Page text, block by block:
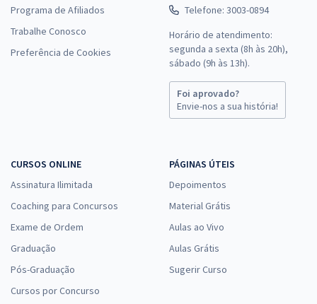
Programa de Afiliados
Trabalhe Conosco
Preferência de Cookies
Telefone: 3003-0894
Horário de atendimento:
segunda a sexta (8h às 20h),
sábado (9h às 13h).
Foi aprovado?
Envie-nos a sua história!
CURSOS ONLINE
Assinatura Ilimitada
Coaching para Concursos
Exame de Ordem
Graduação
Pós-Graduação
Cursos por Concurso
PÁGINAS ÚTEIS
Depoimentos
Material Grátis
Aulas ao Vivo
Aulas Grátis
Sugerir Curso